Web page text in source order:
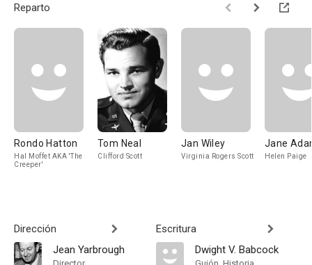
Reparto
Rondo Hatton
Hal Moffet AKA 'The
Creeper'
Tom Neal
Clifford Scott
Jan Wiley
Virginia Rogers Scott
Jane
Helen Paige
Dirección
Jean Yarbrough
Escritura
Dwight V. Babcock